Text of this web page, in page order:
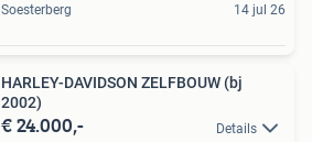
Soesterberg 14 jul 26
HARLEY-DAVIDSON ZELFBOUW (bj
2002)
€ 24.000,- Details